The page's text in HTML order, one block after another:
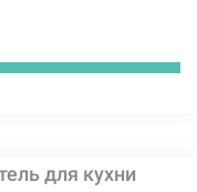
для кухни